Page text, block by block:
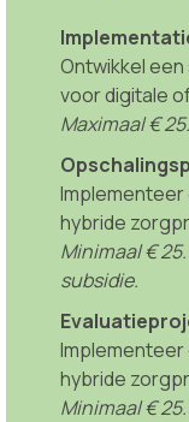
Ontwikkel
voor digitale
Maximaal €
hybride
Minimaal €
subsidie.
Implementeer
hybride
Minimaal €